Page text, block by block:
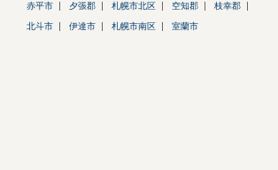
赤平市 夕張郡 札幌市北区 空知郡 枝幸郡
北斗市 伊達市 札幌市南区 室蘭市